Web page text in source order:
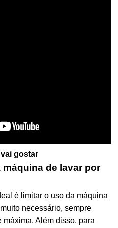
gostar
máquina de lavar por
é limitar o uso da máquina
necessário, sempre
Além disso, para